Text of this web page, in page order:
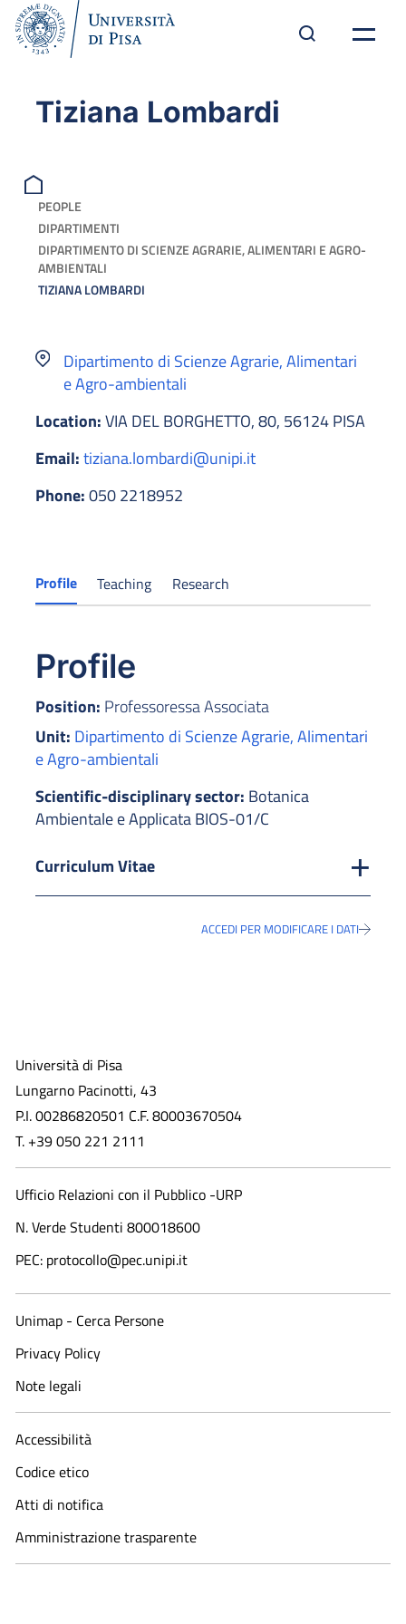
Tiziana Lombardi
PEOPLE
DIPARTIMENTI
DIPARTIMENTO DI SCIENZE AGRARIE, ALIMENTARI E AGRO-
AMBIENTALI
TIZIANA LOMBARDI
Dipartimento di Scienze Agrarie, Alimentari
e Agro-ambientali
Location:VIA DEL BORGHETTO, 80, 56124 PISA
Email:tiziana.lombardi@unipi.it
Phone:050 2218952
Profile Teaching Research
Profile
Position: Professoressa Associata
Unit: Dipartimento di Scienze Agrarie, Alimentari
e Agro-ambientali
Scientific-disciplinary sector: Botanica
Ambientale e Applicata BIOS-01/C
Curriculum Vitae
ACCEDI PER MODIFICARE I DATI
Università di Pisa
Lungarno Pacinotti, 43
P.I. 00286820501 C.F. 80003670504
T. +39 050 221 2111
Ufficio Relazioni con il Pubblico -URP
N. Verde Studenti 800018600​
PEC: protocollo@pec.unipi.it
Unimap - Cerca Persone
Privacy Policy
Note legali
Accessibilità
Codice etico
Atti di notifica
Amministrazione trasparente